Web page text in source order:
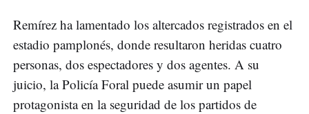
Remírez ha lamentado los altercados registrados en el
estadio pamplonés, donde resultaron heridas cuatro
personas, dos espectadores y dos agentes. A su
juicio, la Policía Foral puede asumir un papel
protagonista en la seguridad de los partidos de